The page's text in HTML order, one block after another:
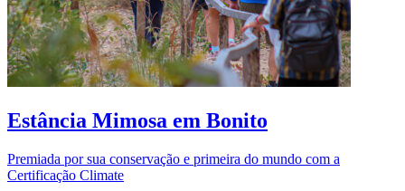
Estância Mimosa em Bonito
Premiada por sua conservação e primeira do mundo com a
Certificação Climate